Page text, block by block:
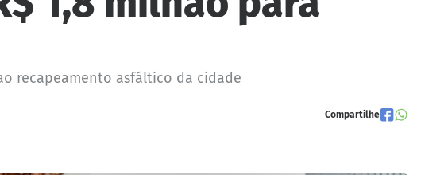
recapeamento asfáltico da cidade
Compartilhe